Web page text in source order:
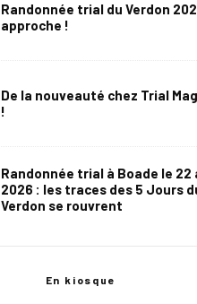
Randonnée trial du Verdon
approche !
De la nouveauté chez Trial
!
Randonnée trial à Boade le 22
2026 : les traces des 5 Jours
Verdon se rouvrent
En kiosque